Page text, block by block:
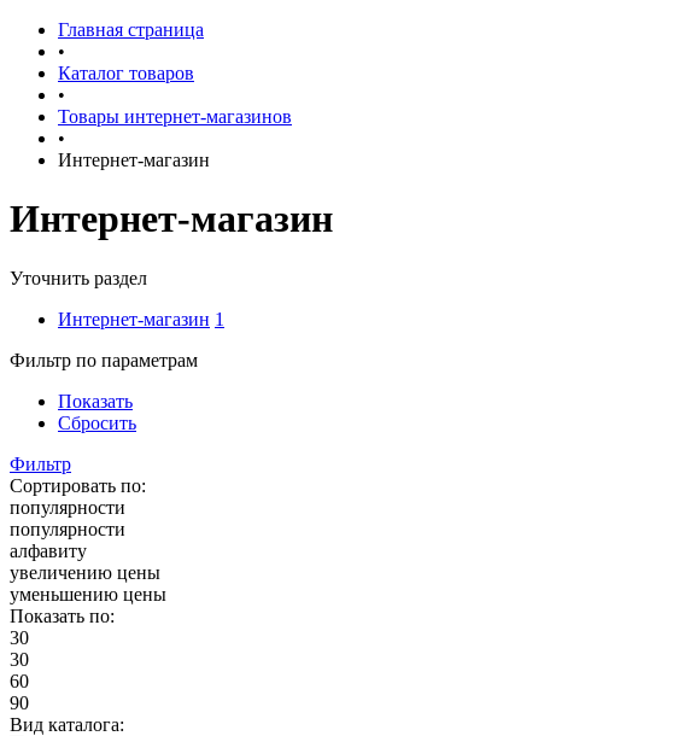
Главная страница
•
Каталог товаров
•
Товары интернет-магазинов
•
Интернет-магазин
Интернет-магазин
Уточнить раздел
Интернет-магазин 1
Фильтр по параметрам
Показать
Сбросить
Фильтр
Сортировать по:
популярности
популярности
алфавиту
увеличению цены
уменьшению цены
Показать по:
30
30
60
90
Вид каталога: